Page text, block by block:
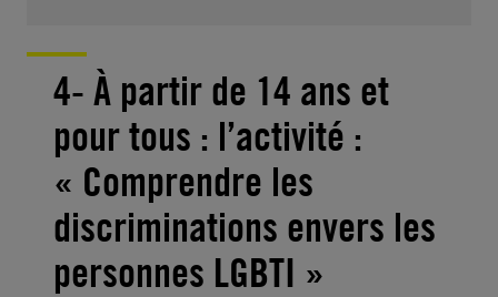
4- À partir de 14 ans et
pour tous : l’activité :
« Comprendre les
discriminations envers les
personnes LGBTI »